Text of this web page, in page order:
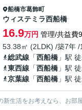
船橋市葛飾町
ウィステミラ西船橋
16.9万円 管理/共益費
53.38㎡ (2LDK) /築7年 /
総武線 「西船橋 」駅
東西線 「西船橋 」駅
京葉線 「西船橋 」駅
生活をお考えなら、お部